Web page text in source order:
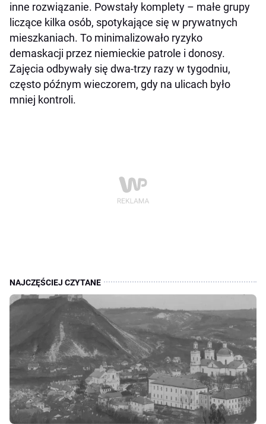
inne rozwiązanie. Powstały komplety – małe grupy
liczące kilka osób, spotykające się w prywatnych
mieszkaniach. To minimalizowało ryzyko
demaskacji przez niemieckie patrole i donosy.
Zajęcia odbywały się dwa-trzy razy w tygodniu,
często późnym wieczorem, gdy na ulicach było
mniej kontroli.